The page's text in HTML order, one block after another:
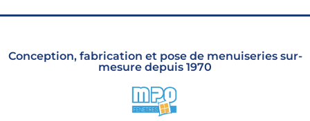
Conception, fabrication et pose de menuiseries sur-
mesure depuis 1970